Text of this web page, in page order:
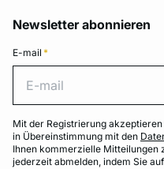
Newsletter abonnieren
E-mail *
Mit der Registrierung
in Übereinstimmung mit den
Ihnen kommerzielle Mitteilungen
jederzeit abmelden, indem Sie